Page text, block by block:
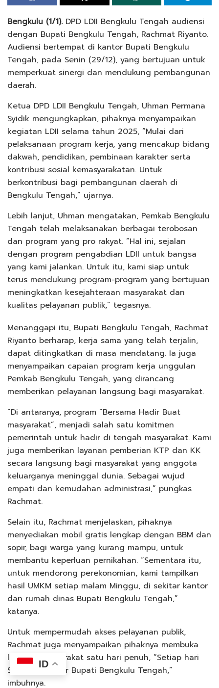
Bengkulu (1/1).DPD LDII Bengkulu Tengah audiensi
dengan Bupati Bengkulu Tengah, Rachmat Riyanto.
Audiensi bertempat di kantor Bupati Bengkulu
Tengah, pada Senin (29/12), yang bertujuan untuk
memperkuat sinergi dan mendukung pembangunan
daerah.
Ketua DPD LDII Bengkulu Tengah, Uhman Permana
Syidik mengungkapkan, pihaknya menyampaikan
kegiatan LDII selama tahun 2025, “Mulai dari
pelaksanaan program kerja, yang mencakup bidang
dakwah, pendidikan, pembinaan karakter serta
kontribusi sosial kemasyarakatan. Untuk
berkontribusi bagi pembangunan daerah di
Bengkulu Tengah,” ujarnya.
Lebih lanjut, Uhman mengatakan, Pemkab Bengkulu
Tengah telah melaksanakan berbagai terobosan
dan program yang pro rakyat. “Hal ini, sejalan
dengan program pengabdian LDII untuk bangsa
yang kami jalankan. Untuk itu, kami siap untuk
terus mendukung program-program yang bertujuan
meningkatkan kesejahteraan masyarakat dan
kualitas pelayanan publik,” tegasnya.
Menanggapi itu, Bupati Bengkulu Tengah, Rachmat
Riyanto berharap, kerja sama yang telah terjalin,
dapat ditingkatkan di masa mendatang. Ia juga
menyampaikan capaian program kerja unggulan
Pemkab Bengkulu Tengah, yang dirancang
memberikan pelayanan langsung bagi masyarakat.
“Di antaranya, program “Bersama Hadir Buat
masyarakat”, menjadi salah satu komitmen
pemerintah untuk hadir di tengah masyarakat. Kami
juga memberikan layanan pemberian KTP dan KK
secara langsung bagi masyarakat yang anggota
keluarganya meninggal dunia. Sebagai wujud
empati dan kemudahan administrasi,” pungkas
Rachmat.
Selain itu, Rachmat menjelaskan, pihaknya
menyediakan mobil gratis lengkap dengan BBM dan
sopir, bagi warga yang kurang mampu, untuk
membantu keperluan pernikahan. “Sementara itu,
untuk mendorong perekonomian, kami tampilkan
hasil UMKM setiap malam Minggu, di sekitar kantor
dan rumah dinas Bupati Bengkulu Tengah,”
katanya.
Untuk mempermudah akses pelayanan publik,
Rachmat juga menyampaikan pihaknya membuka
layanan masyarakat satu hari penuh, “Setiap hari
Senin, di kantor Bupati Bengkulu Tengah,”
imbuhnya.
ID